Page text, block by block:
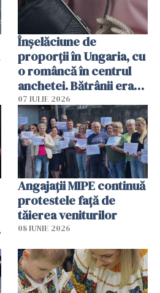
Înșelăciune de
proporții în Ungaria, cu
o româncă în centrul
anchetei. Bătrânii erau
puși să lase la poartă
genți cu aur și bani
07 IULIE 2026
Angajaţii MIPE continuă
protestele faţă de
tăierea veniturilor
08 IUNIE 2026